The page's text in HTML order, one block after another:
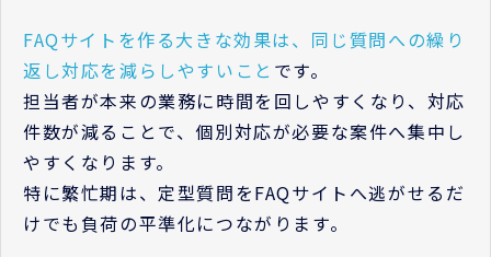
FAQサイトを作る大きな効果は、同じ質問への繰り
返し対応を減らしやすいこと です。
担当者が本来の業務に時間を回しやすくなり、対応
件数が減ることで、個別対応が必要な案件へ集中し
やすくなります。
特に繁忙期は、定型質問をFAQサイトへ逃がせるだ
けでも負荷の平準化につながります。